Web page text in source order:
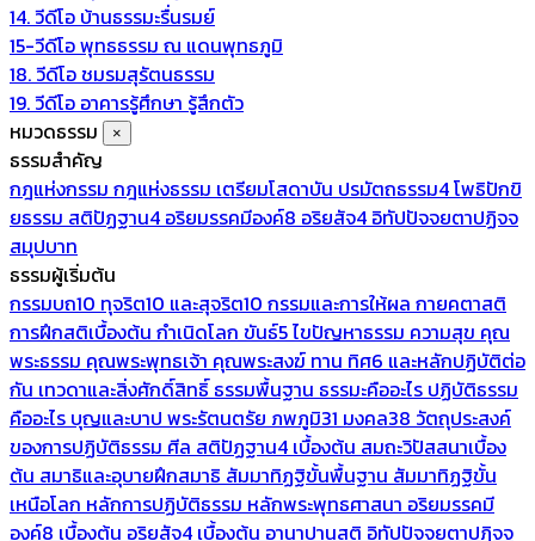
14. วีดีโอ บ้านธรรมะรื่นรมย์
15-วีดีโอ พุทธธรรม ณ แดนพุทธภูมิ
18. วีดีโอ ชมรมสุรัตนธรรม
19. วีดีโอ อาคารรู้ศึกษา รู้สึกตัว
หมวดธรรม
×
ธรรมสำคัญ
กฎแห่งกรรม กฎแห่งธรรม เตรียมโสดาบัน ปรมัตถธรรม4โพธิปักขิ
ยธรรม สติปัฏฐาน4 อริยมรรคมีองค์8 อริยสัจ4 อิทัปปัจจยตาปฏิจจ
สมุปบาท
ธรรมผู้เริ่มต้น
กรรมบถ10 ทุจริต10 และสุจริต10 กรรมและการให้ผล กายคตาสติ
การฝึกสติเบื้องต้น กำเนิดโลก ขันธ์5ไขปัญหาธรรม ความสุข คุณ
พระธรรม คุณพระพุทธเจ้า คุณพระสงฆ์ ทาน ทิศ6 และหลักปฏิบัติต่อ
กัน เทวดาและสิ่งศักดิ์สิทธิ์ธรรมพื้นฐาน ธรรมะคืออะไร ปฏิบัติธรรม
คืออะไร บุญและบาป พระรัตนตรัย ภพภูมิ31 มงคล38 วัตถุประสงค์
ของการปฏิบัติธรรม ศีล สติปัฏฐาน4 เบื้องต้น สมถะวิปัสสนาเบื้อง
ต้น สมาธิและอุบายฝึกสมาธิ สัมมาทิฏฐิขั้นพื้นฐาน สัมมาทิฏฐิขั้น
เหนือโลก หลักการปฏิบัติธรรม หลักพระพุทธศาสนา อริยมรรคมี
องค์8 เบื้องต้น อริยสัจ4 เบื้องต้น อานาปานสติ อิทัปปัจจยตาปฏิจจ